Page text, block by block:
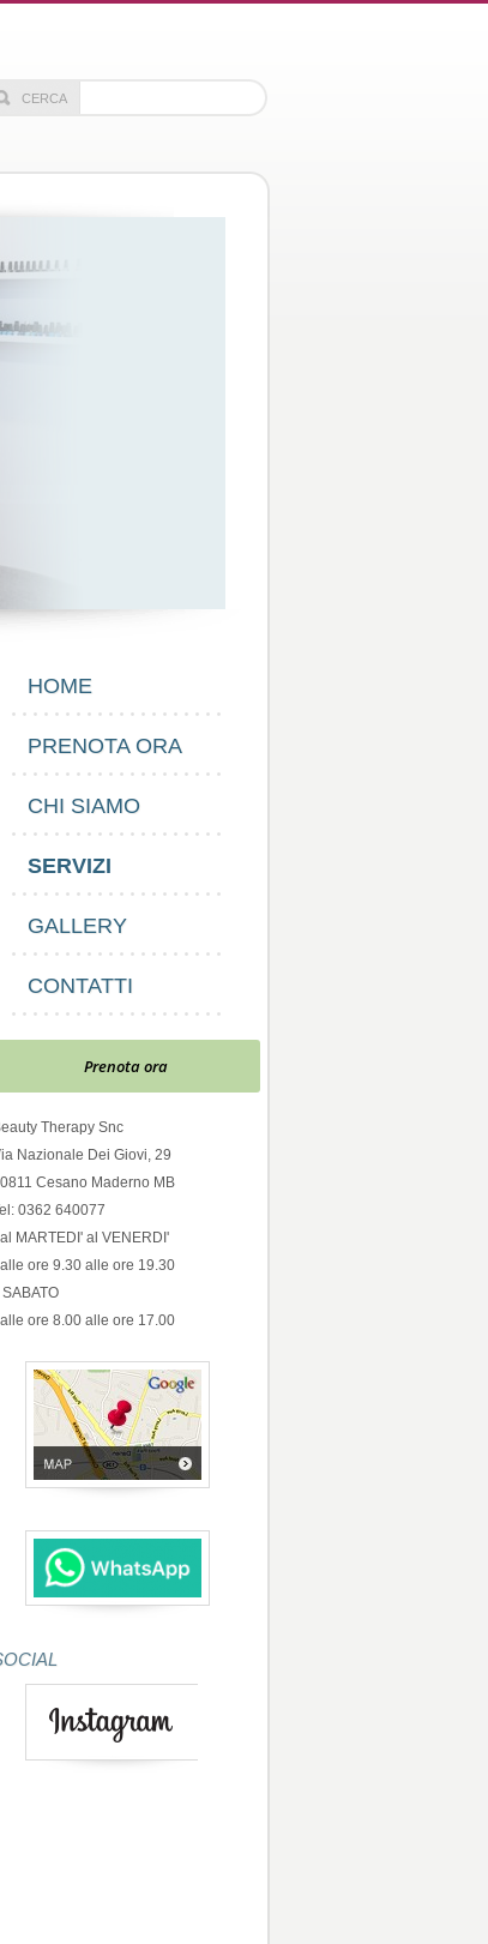
HOME
PRENOTA ORA
CHI SIAMO
SERVIZI
GALLERY
CONTATTI
Prenota ora
Therapy Snc
Nazionale Dei Giovi, 29
Cesano Maderno MB
0362 640077
MARTEDI' al VENERDI'
ore 9.30 alle ore 19.30
ore 8.00 alle ore 17.00